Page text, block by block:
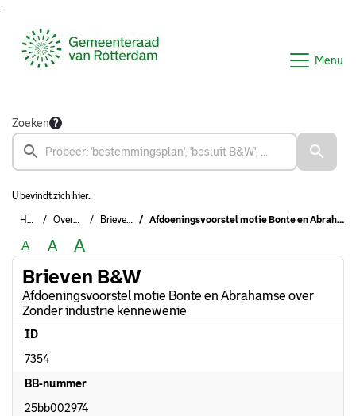
Menu
Zoeken
U bevindt zich hier:
Home Overzichten Brieven B&W Afdoeningsvoorstel motie Bonte en Abrahamse over Zonder industrie kennewenie
A A A
Brieven B&W
Afdoeningsvoorstel motie Bonte en Abrahamse over
Zonder industrie kennewenie
ID
7354
BB-nummer
25bb002974